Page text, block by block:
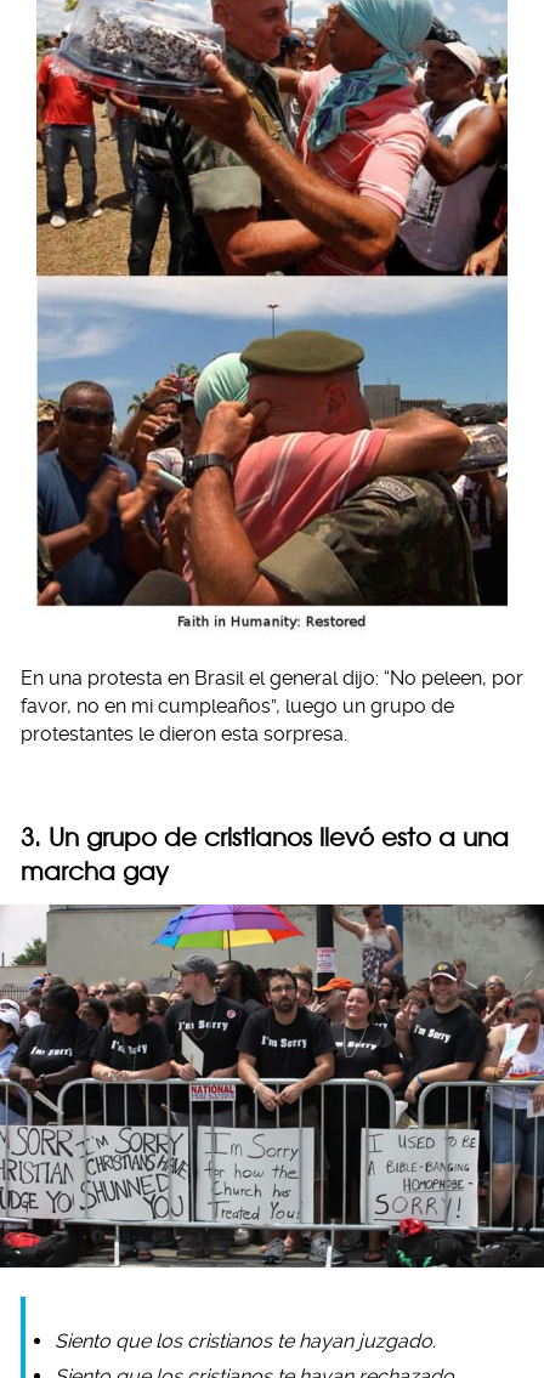
En una protesta en Brasil el general dijo: “No peleen, por
favor, no en mi cumpleaños”, luego un grupo de
protestantes le dieron esta sorpresa.
3. Un grupo de cristianos llevó esto a una
marcha gay
Siento que los cristianos te hayan juzgado.